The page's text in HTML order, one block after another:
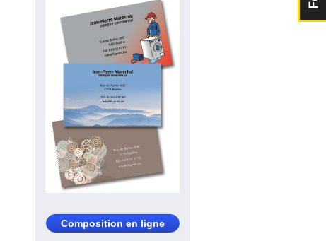
Composition en ligne